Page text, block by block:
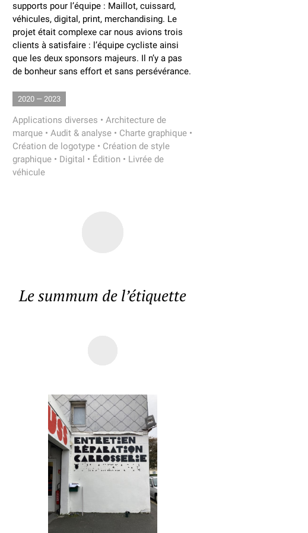
supports pour l’équipe : Maillot, cuissard,
véhicules, digital, print, merchandising. Le
projet était complexe car nous avions trois
clients à satisfaire : l’équipe cycliste ainsi
que les deux sponsors majeurs. Il n’y a pas
de bonheur sans effort et sans persévérance.
2020 — 2023
Applications diverses • Architecture de
marque • Audit & analyse • Charte graphique •
Création de logotype • Création de style
graphique • Digital • Édition • Livrée de
véhicule
Le summum de l’étiquette